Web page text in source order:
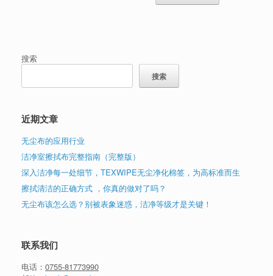
搜索
搜索
近期文章
无尘布的应用行业
洁净室擦拭布完整指南（完整版）
深入洁净每一处细节，TEXWIPE无尘净化棉签，为高标准而生
擦拭清洁的正确方式 ，你真的做对了吗？
无尘布该怎么选？别被表象迷惑，洁净等级才是关键！
联系我们
电话： 0755-81773990